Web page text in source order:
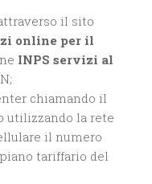
il sito
online per il
INPS servizi al
chiamando il
utilizzando la rete
il numero
tariffario del